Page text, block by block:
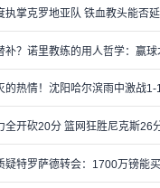
补？诺里教练的用人哲学：赢球
的热情！沈阳哈尔滨雨中激战1-
疑特罗萨德转会：1700万镑能买